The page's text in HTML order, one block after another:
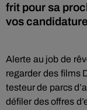
frit pour sa
vos
Alerte au job de
regarder des films
testeur de parcs
défiler des offres